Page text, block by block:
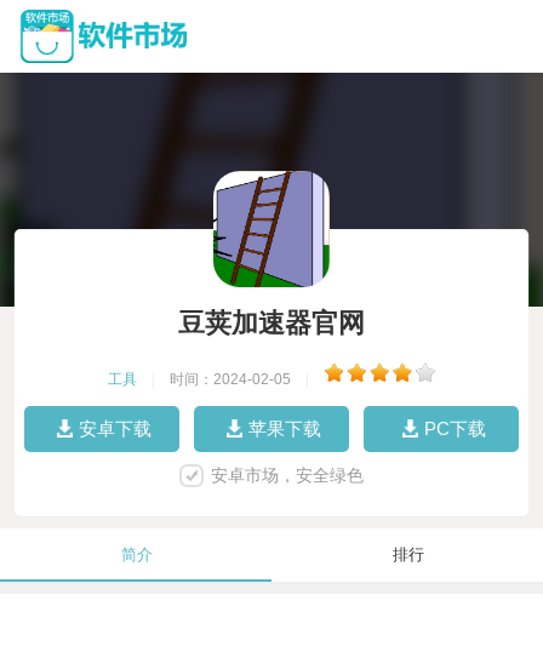
豆荚加速器官网
工具 时间：2024-02-05
安卓下载 苹果下载 PC下载
安卓市场，安全绿色
简介 排行